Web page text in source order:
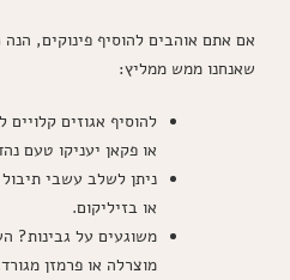
אם אתם אוהבים להוסיף פינוקים, הנה
שאנחנו ממש ממליץ:
להוסיף אגוזים
או פקאן יעניקו טעם
ניתן לשלב עשבי תיבול
או בזיליקום.
משוגעים על גבינות?
מוצרלה או פרמזן